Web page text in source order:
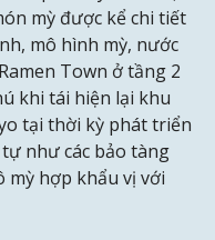
mỳ được kể chi tiết
mô hình mỳ, nước
Town ở tầng 2
khi tái hiện lại khu
tại thời kỳ phát triển
như các bảo tàng
mỳ hợp khẩu vị với